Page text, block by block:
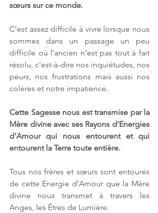
sœurs sur ce monde.
C’est assez difficile à vivre lorsque nous
sommes dans un passage un peu
difficile où l’ancien n’est pas tout à fait
résolu, c’est-à-dire nos inquiétudes, nos
peurs, nos frustrations mais aussi nos
colères et notre impatience.
Cette Sagesse nous est transmise par la
Mère divine avec ses Rayons d’Energies
d’Amour qui nous entourent et qui
entourent la Terre toute entière.
Tous nos frères et sœurs sont entourés
de cette Energie d’Amour que la Mère
divine nous transmet à travers les
Anges, les Êtres de Lumière.